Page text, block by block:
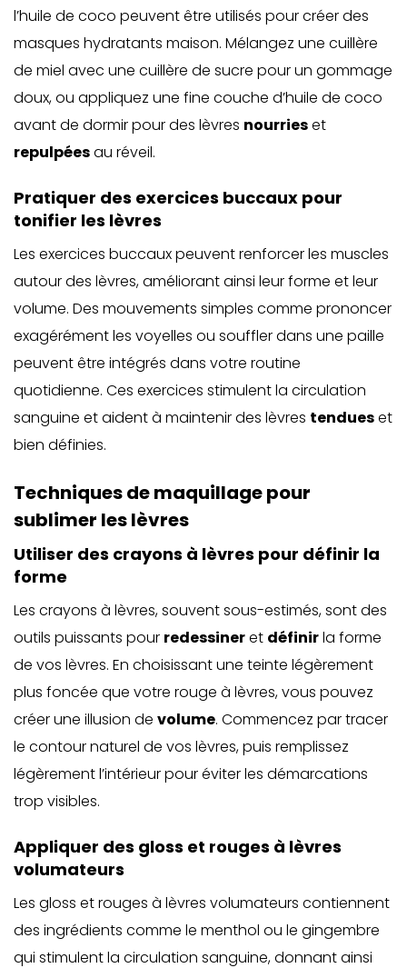
l’huile de coco peuvent être utilisés pour créer des
masques hydratants maison. Mélangez une cuillère
de miel avec une cuillère de sucre pour un gommage
doux, ou appliquez une fine couche d’huile de coco
avant de dormir pour des lèvres nourrieset
repulpéesau réveil.
Pratiquer des exercices buccaux pour
tonifier les lèvres
Les exercices buccaux peuvent renforcer les muscles
autour des lèvres, améliorant ainsi leur forme et leur
volume. Des mouvements simples comme prononcer
exagérément les voyelles ou souffler dans une paille
peuvent être intégrés dans votre routine
quotidienne. Ces exercices stimulent la circulation
sanguine et aident à maintenir des lèvres tendueset
bien définies.
Techniques de maquillage pour
sublimer les lèvres
Utiliser des crayons à lèvres pour définir la
forme
Les crayons à lèvres, souvent sous-estimés, sont des
outils puissants pour redessineret définirla forme
de vos lèvres. En choisissant une teinte légèrement
plus foncée que votre rouge à lèvres, vous pouvez
créer une illusion de volume. Commencez par tracer
le contour naturel de vos lèvres, puis remplissez
légèrement l’intérieur pour éviter les démarcations
trop visibles.
Appliquer des gloss et rouges à lèvres
volumateurs
Les gloss et rouges à lèvres volumateurs contiennent
des ingrédients comme le menthol ou le gingembre
qui stimulent la circulation sanguine, donnant ainsi